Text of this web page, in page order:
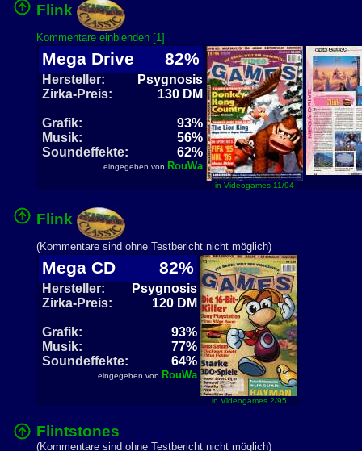
Flink
Kommentare einblenden [1]
Mega Drive 82%
Hersteller:
Psygnosis
Zirka-Preis:
130 DM
Grafik:
93%
Musik:
56%
Soundeffekte:
62%
eingegeben von RouWa
in Videogames 11/94
Flink
(Kommentare sind ohne Testbericht nicht möglich)
Mega CD 82%
Hersteller:
Psygnosis
Zirka-Preis:
120 DM
Grafik:
93%
Musik:
77%
Soundeffekte:
64%
eingegeben von RouWa
in Videogames 2/95
Flintstones
(Kommentare sind ohne Testbericht nicht möglich)